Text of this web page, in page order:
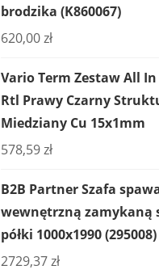
brodzika (K860067)
620,00zł
Vario Term Zestaw All
Rtl Prawy Czarny
Miedziany Cu 15x1mm
578,59zł
B2B Partner Szafa
wewnętrzną zamykaną
półki 1000x1990 (295008)
2729,37zł